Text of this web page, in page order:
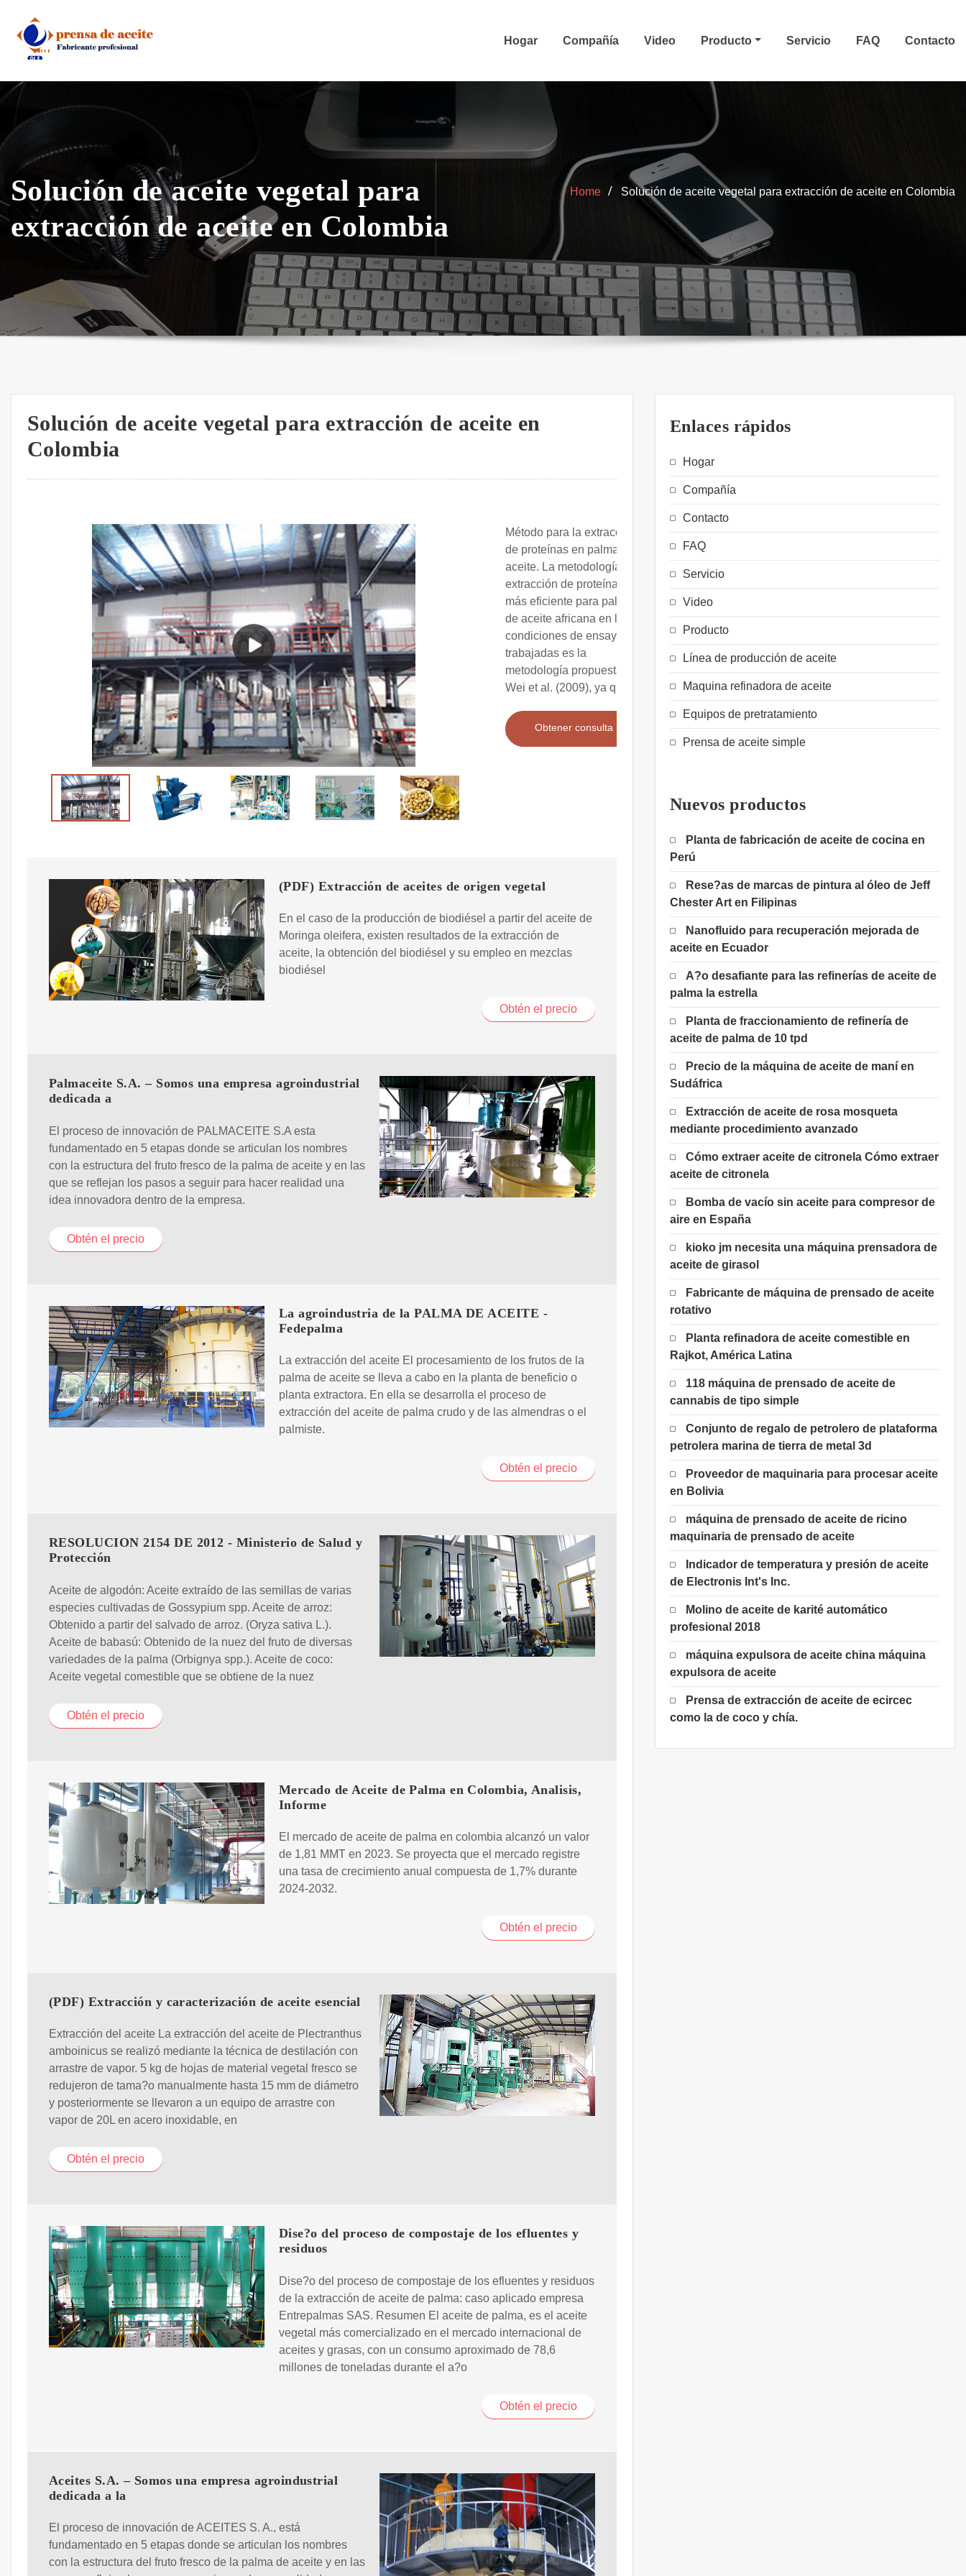
content
Hogar Compañía Video Producto Servicio FAQ Contacto
Solución de aceite vegetal para
extracción de aceite en Colombia
Home Solución de aceite vegetal para extracción de aceite en Colombia
Solución de aceite vegetal para extracción de aceite en
Colombia
Método para la extracción
de proteínas en palma de
aceite. La metodología de
extracción de proteínas
más eficiente para palma
de aceite africana en las
condiciones de ensayo
trabajadas es la
metodología propuesta por
Wei et al. (2009), ya que
Obtener consulta
(PDF) Extracción de aceites de origen vegetal
En el caso de la producción de biodiésel a partir del aceite de
Moringa oleifera, existen resultados de la extracción de
aceite, la obtención del biodiésel y su empleo en mezclas
biodiésel
Obtén el precio
Palmaceite S.A. – Somos una empresa agroindustrial
dedicada a
El proceso de innovación de PALMACEITE S.A esta
fundamentado en 5 etapas donde se articulan los nombres
con la estructura del fruto fresco de la palma de aceite y en las
que se reflejan los pasos a seguir para hacer realidad una
idea innovadora dentro de la empresa.
Obtén el precio
La agroindustria de la PALMA DE ACEITE -
Fedepalma
La extracción del aceite El procesamiento de los frutos de la
palma de aceite se lleva a cabo en la planta de beneficio o
planta extractora. En ella se desarrolla el proceso de
extracción del aceite de palma crudo y de las almendras o el
palmiste.
Obtén el precio
RESOLUCION 2154 DE 2012 - Ministerio de Salud y
Protección
Aceite de algodón: Aceite extraído de las semillas de varias
especies cultivadas de Gossypium spp. Aceite de arroz:
Obtenido a partir del salvado de arroz. (Oryza sativa L.).
Aceite de babasú: Obtenido de la nuez del fruto de diversas
variedades de la palma (Orbignya spp.). Aceite de coco:
Aceite vegetal comestible que se obtiene de la nuez
Obtén el precio
Mercado de Aceite de Palma en Colombia, Analisis,
Informe
El mercado de aceite de palma en colombia alcanzó un valor
de 1,81 MMT en 2023. Se proyecta que el mercado registre
una tasa de crecimiento anual compuesta de 1,7% durante
2024-2032.
Obtén el precio
(PDF) Extracción y caracterización de aceite esencial
Extracción del aceite La extracción del aceite de Plectranthus
amboinicus se realizó mediante la técnica de destilación con
arrastre de vapor. 5 kg de hojas de material vegetal fresco se
redujeron de tama?o manualmente hasta 15 mm de diámetro
y posteriormente se llevaron a un equipo de arrastre con
vapor de 20L en acero inoxidable, en
Obtén el precio
Dise?o del proceso de compostaje de los efluentes y
residuos
Dise?o del proceso de compostaje de los efluentes y residuos
de la extracción de aceite de palma: caso aplicado empresa
Entrepalmas SAS. Resumen El aceite de palma, es el aceite
vegetal más comercializado en el mercado internacional de
aceites y grasas, con un consumo aproximado de 78,6
millones de toneladas durante el a?o
Obtén el precio
Aceites S.A. – Somos una empresa agroindustrial
dedicada a la
El proceso de innovación de ACEITES S. A., está
fundamentado en 5 etapas donde se articulan los nombres
con la estructura del fruto fresco de la palma de aceite y en las
Enlaces rápidos
Hogar
Compañía
Contacto
FAQ
Servicio
Video
Producto
Línea de producción de aceite
Maquina refinadora de aceite
Equipos de pretratamiento
Prensa de aceite simple
Nuevos productos
Planta de fabricación de aceite de cocina en
Perú
Rese?as de marcas de pintura al óleo de Jeff
Chester Art en Filipinas
Nanofluido para recuperación mejorada de
aceite en Ecuador
A?o desafiante para las refinerías de aceite de
palma la estrella
Planta de fraccionamiento de refinería de
aceite de palma de 10 tpd
Precio de la máquina de aceite de maní en
Sudáfrica
Extracción de aceite de rosa mosqueta
mediante procedimiento avanzado
Cómo extraer aceite de citronela Cómo extraer
aceite de citronela
Bomba de vacío sin aceite para compresor de
aire en España
kioko jm necesita una máquina prensadora de
aceite de girasol
Fabricante de máquina de prensado de aceite
rotativo
Planta refinadora de aceite comestible en
Rajkot, América Latina
118 máquina de prensado de aceite de
cannabis de tipo simple
Conjunto de regalo de petrolero de plataforma
petrolera marina de tierra de metal 3d
Proveedor de maquinaria para procesar aceite
en Bolivia
máquina de prensado de aceite de ricino
maquinaria de prensado de aceite
Indicador de temperatura y presión de aceite
de Electronis Int's Inc.
Molino de aceite de karité automático
profesional 2018
máquina expulsora de aceite china máquina
expulsora de aceite
Prensa de extracción de aceite de ecircec
como la de coco y chía.